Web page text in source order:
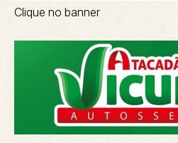
Clique no banner